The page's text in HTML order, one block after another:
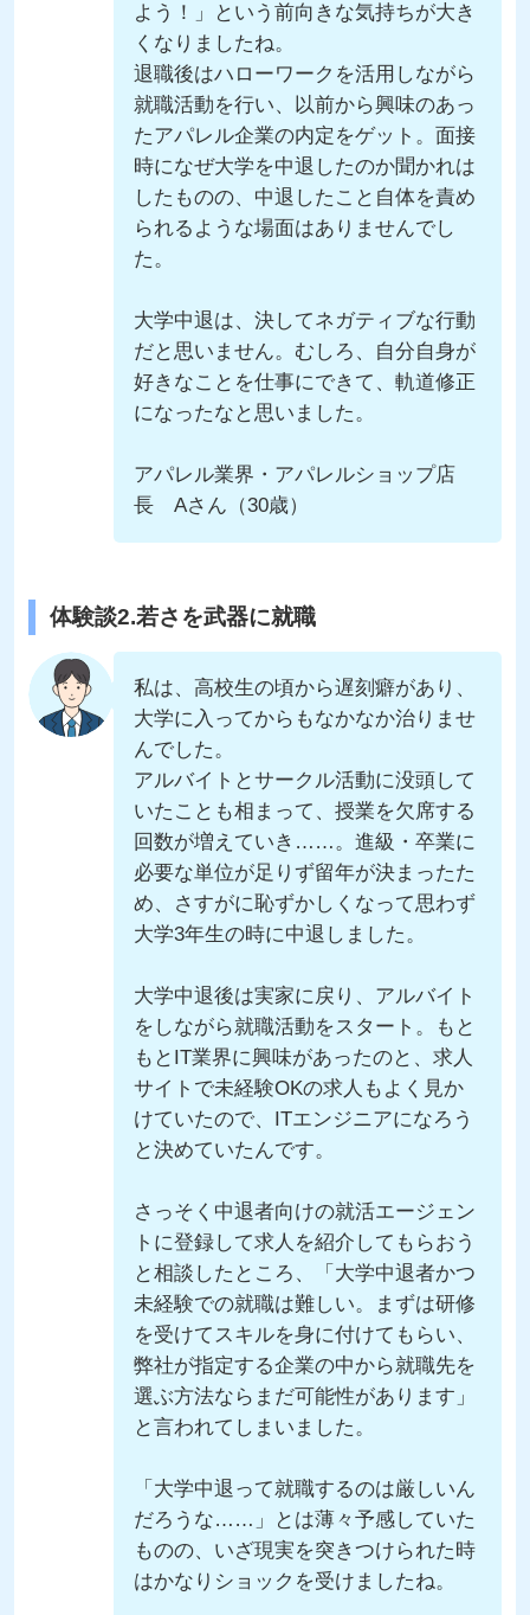
よう！」という前向きな気持ちが大き
くなりましたね。
退職後はハローワークを活用しながら
就職活動を行い、以前から興味のあっ
たアパレル企業の内定をゲット。面接
時になぜ大学を中退したのか聞かれは
したものの、中退したこと自体を責め
られるような場面はありませんでし
た。
大学中退は、決してネガティブな行動
だと思いません。むしろ、自分自身が
好きなことを仕事にできて、軌道修正
になったなと思いました。
アパレル業界・アパレルショップ店
長 Aさん（30歳）
体験談2.若さを武器に就職
私は、高校生の頃から遅刻癖があり、
大学に入ってからもなかなか治りませ
んでした。
アルバイトとサークル活動に没頭して
いたことも相まって、授業を欠席する
回数が増えていき……。進級・卒業に
必要な単位が足りず留年が決まったた
め、さすがに恥ずかしくなって思わず
大学3年生の時に中退しました。
大学中退後は実家に戻り、アルバイト
をしながら就職活動をスタート。もと
もとIT業界に興味があったのと、求人
サイトで未経験OKの求人もよく見か
けていたので、ITエンジニアになろう
と決めていたんです。
さっそく中退者向けの就活エージェン
トに登録して求人を紹介してもらおう
と相談したところ、「大学中退者かつ
未経験での就職は難しい。まずは研修
を受けてスキルを身に付けてもらい、
弊社が指定する企業の中から就職先を
選ぶ方法ならまだ可能性があります」
と言われてしまいました。
「大学中退って就職するのは厳しいん
だろうな……」とは薄々予感していた
ものの、いざ現実を突きつけられた時
はかなりショックを受けましたね。